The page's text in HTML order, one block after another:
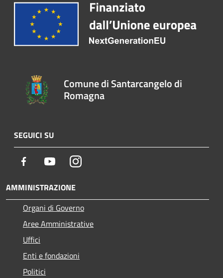
Comune di Santarcangelo di
Romagna
SEGUICI SU
Facebook YoutubeInstagram
AMMINISTRAZIONE
Organi di Governo
Aree Amministrative
Uffici
Enti e fondazioni
Politici